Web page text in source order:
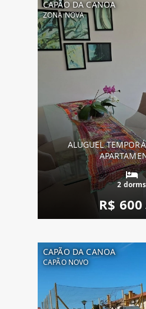
CAPÃO DA CANOA
ZONA NOVA
ALUGUEL
2 dorms
R$ 600
CAPÃO DA CANOA
CAPÃO NOVO